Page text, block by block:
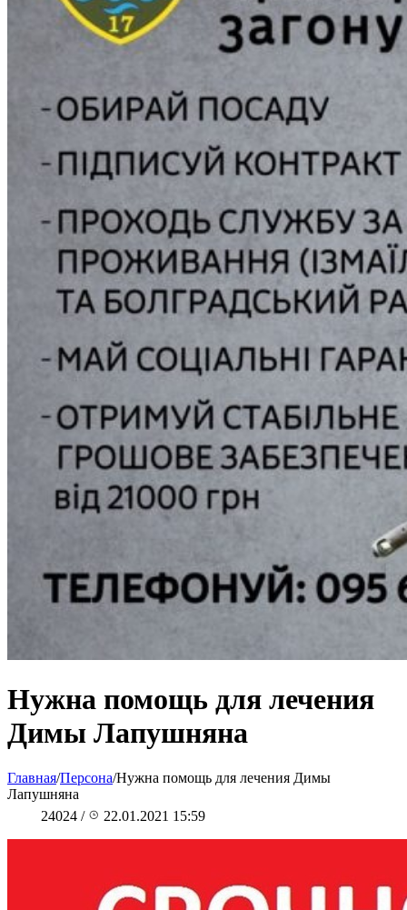
Нужна помощь для лечения
Димы Лапушняна
Главная/Персона/Нужна помощь для лечения Димы
Лапушняна
24024 / 22.01.2021 15:59